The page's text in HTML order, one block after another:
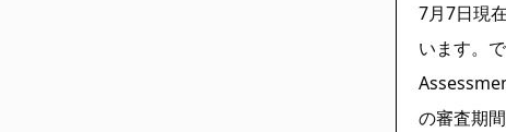
7月7日現
います。
の審査期